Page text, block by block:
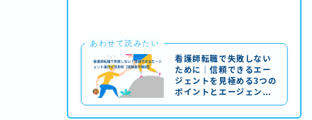
あわせて読みたい
看護師転職で失敗しない
ために｜信頼できるエー
ジェントを見極める3つの
ポイントとエージェント
活用術